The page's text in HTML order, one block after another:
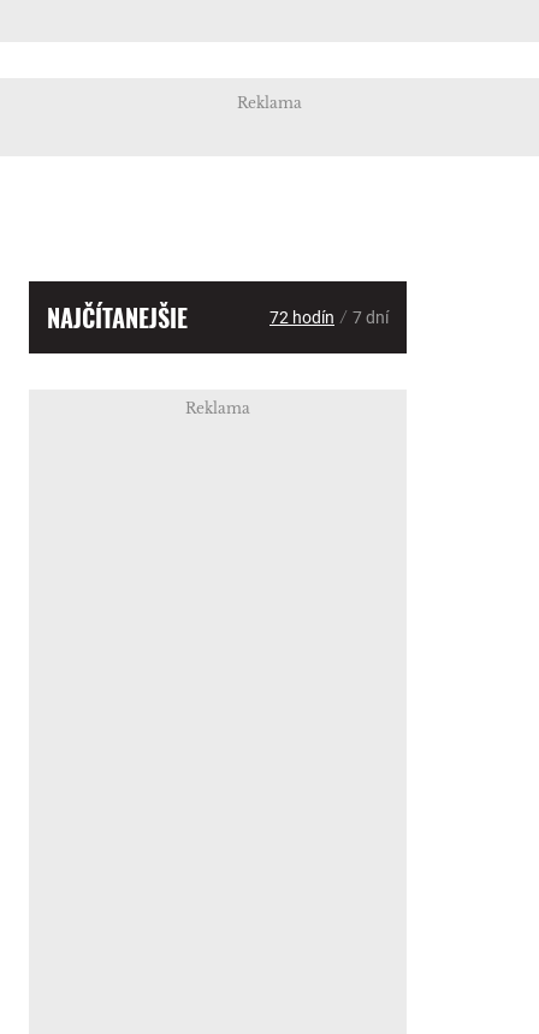
Reklama
NAJČÍTANEJŠIE 72 hodín / 7 dní
Reklama